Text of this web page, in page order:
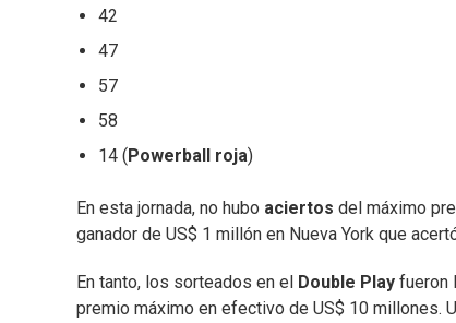
42
47
57
58
14 ( Powerball roja)
En esta jornada, no hubo aciertos del máximo
ganador de US$ 1 millón en Nueva York que
En tanto, los sorteados en el Double Play fueron
premio máximo en efectivo de US$ 10 millones.